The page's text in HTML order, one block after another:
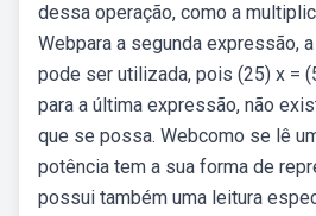
dessa operação, como a
Webpara a segunda expressão,
pode ser utilizada, pois (25) x =
para a última expressão, não
que se possa. Webcomo se lê
potência tem a sua forma de
possui também uma leitura